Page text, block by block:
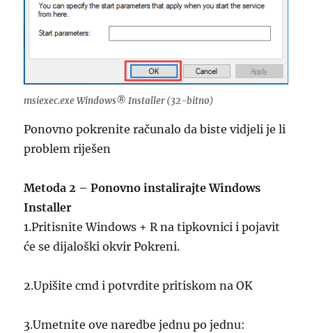
msiexec.exe Windows® Installer (32-bitno)
Ponovno pokrenite računalo da biste vidjeli je li
problem riješen
Metoda 2 – Ponovno instalirajte Windows
Installer
1.Pritisnite Windows + R na tipkovnici i pojavit
će se dijaloški okvir Pokreni.
2.Upišite cmd i potvrdite pritiskom na OK
3.Umetnite ove naredbe jednu po jednu: